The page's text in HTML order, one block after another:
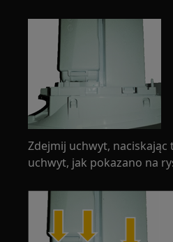
Zdejmij uchwyt, naciskając
uchwyt, jak pokazano na